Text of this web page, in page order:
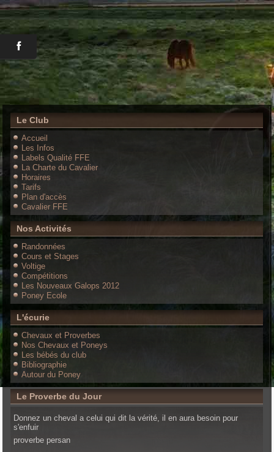
Le Club
Accueil
Les Infos
Labels Qualité FFE
La Charte du Cavalier
Horaires
Tarifs
Plan d'accès
Cavalier FFE
Nos Activités
Randonnées
Cours et Stages
Voltige
Compétitions
Les Nouveaux Galops 2012
Poney Ecole
L'écurie
Chevaux et Proverbes
Nos Chevaux et Poneys
Les bébés du club
Bibliographie
Autour du Poney
Le Proverbe du Jour
Donnez un cheval a celui qui dit la vérité, il en aura besoin pour
s'enfuir
proverbe persan